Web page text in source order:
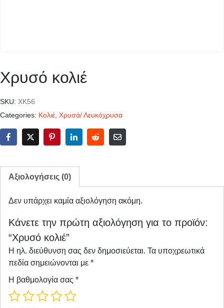
Χρυσό κολιέ
SKU: ΧΚ56
Categories: Κολιέ Χρυσά/ Λευκόχρυσα
Αξιολογήσεις (0)
Δεν υπάρχει καμία αξιολόγηση ακόμη.
Κάνετε την πρώτη αξιολόγηση για το προϊόν:
“Χρυσό κολιέ”
Η ηλ. διεύθυνση σας δεν δημοσιεύεται. Τα υποχρεωτικά
πεδία σημειώνονται με *
Η βαθμολογία σας *